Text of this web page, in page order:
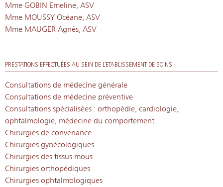
Mme GOBIN Emeline, ASV
Mme MOUSSY Océane, ASV
Mme MAUGER Agnès, ASV
PRESTATIONS EFFECTUÉES AU SEIN DE L’ETABLISSEMENT DE SOINS
Consultations de médecine générale
Consultations de médecine préventive
Consultations spécialisées : orthopédie, cardiologie,
ophtalmologie, médecine du comportement.
Chirurgies de convenance
Chirurgies gynécologiques
Chirurgies des tissus mous
Chirurgies orthopédiques
Chirurgies ophtalmologiques